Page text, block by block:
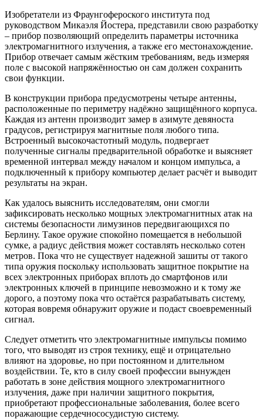
Изобретатели из Фраунгофероского института под
руководством Микаэля Йостера, представили свою разработку
– прибор позволяющий определить параметры источника
электромагнитного излучения, а также его местонахождение.
Прибор отвечает самым жёстким требованиям, ведь измеряя
поле с высокой напряжённостью он сам должен сохранить
свои функции.
В конструкции прибора предусмотрены четыре антенны,
расположенные по периметру надёжно защищённого корпуса.
Каждая из антенн производит замер в азимуте девяноста
градусов, регистрируя магнитные поля любого типа.
Встроенный высокочастотный модуль, подвергает
полученные сигналы предварительной обработке и выясняет
временной интервал между началом и концом импульса, а
подключенный к прибору компьютер делает расчёт и выводит
результаты на экран.
Как удалось выяснить исследователям, они смогли
зафиксировать несколько мощных электромагнитных атак на
системы безопасности лимузинов передвигающихся по
Берлину. Такое оружие спокойно помещается в небольшой
сумке, а радиус действия может составлять несколько сотен
метров. Пока что не существует надежной зашиты от такого
типа оружия поскольку использовать защитное покрытие на
всех электронных приборах вплоть до смартфонов или
электронных ключей в принципе невозможно и к тому же
дорого, а поэтому пока что остаётся разрабатывать систему,
которая вовремя обнаружит оружие и подаст своевременный
сигнал.
Следует отметить что электромагнитные импульсы помимо
того, что выводят из строя технику, ещё и отрицательно
влияют на здоровье, но при постоянном и длительном
воздействии. Те, кто в силу своей профессии вынужден
работать в зоне действия мощного электромагнитного
излучения, даже при наличии защитного покрытия,
приобретают профессиональные заболевания, более всего
поражающие сердечнососудистую систему.